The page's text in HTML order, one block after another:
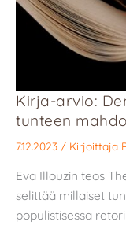
Kirja-arvio:
tunteen
7.12.2023 / Kirjoittaja
Eva Illouzin teos
selittää millaiset
populistisessa